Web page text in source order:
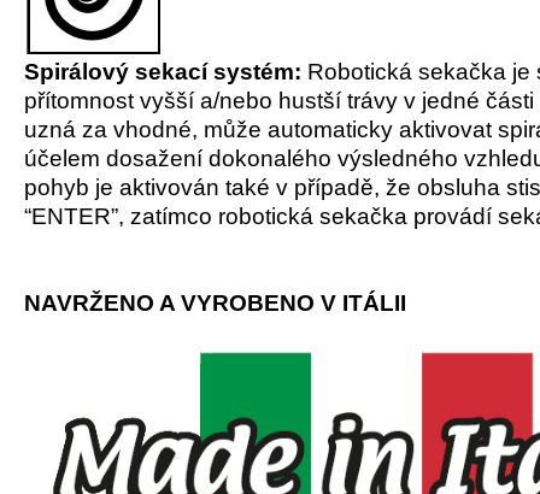
Spirálový sekací systém: Robotická sekačka je
přítomnost vyšší a/nebo hustší trávy v jedné
uzná za vhodné, může automaticky aktivovat
účelem dosažení dokonalého výsledného
pohyb je aktivován také v případě, že obsluha
“ENTER”, zatímco robotická sekačka provádí
NAVRŽENO A VYROBENO V ITÁLII